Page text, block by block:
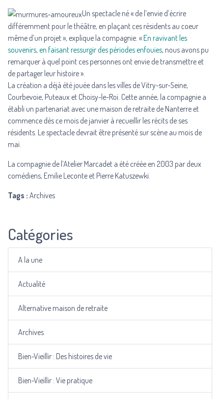
Un spectacle né « de l’envie d’écrire
différemment pour le théâtre, en plaçant ces résidents au coeur
même d’un projet », explique la compagnie. «En ravivant les
souvenirs, en faisant ressurgir des périodes enfouies, nous avons pu
remarquer à quel point ces personnes ont envie de transmettre et
de partager leur histoire ».
La création a déjà été jouée dans les villes de Vitry-sur-Seine,
Courbevoie, Puteaux et Choisy-le-Roi. Cette année, la compagnie a
établi un partenariat avec une maison de retraite de Nanterre et
commence dès ce mois de janvier à recueillir les récits de ses
résidents. Le spectacle devrait être présenté sur scène au mois de
mai.
La compagnie de l’Atelier Marcadet a été créée en 2003 par deux
comédiens, Emilie Leconte et Pierre Katuszewki.
Tags : Archives
Catégories
A la une
Actualité
Alternative maison de retraite
Archives
Bien-Vieillir : Des histoires de vie
Bien-Vieillir : Vie pratique